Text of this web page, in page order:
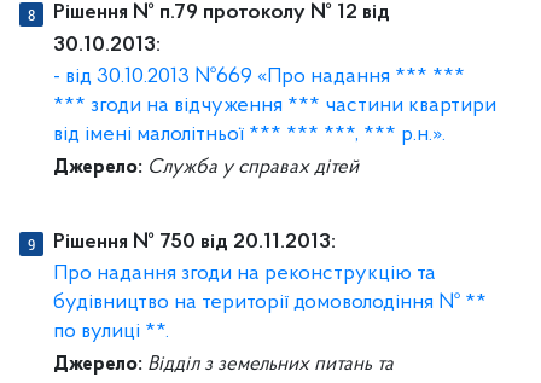
Рішення № п.79 протоколу № 12 від
30.10.2013:
- від 30.10.2013 №669 «Про надання *** ***
*** згоди на відчуження *** частини квартири
від імені малолітньої *** *** ***, *** р.н.».
Джерело: Служба у справах дітей
Рішення № 750 від 20.11.2013:
Про надання згоди на реконструкцію та
будівництво на території домоволодіння № **
по вулиці **.
Джерело: Відділ з земельних питань та